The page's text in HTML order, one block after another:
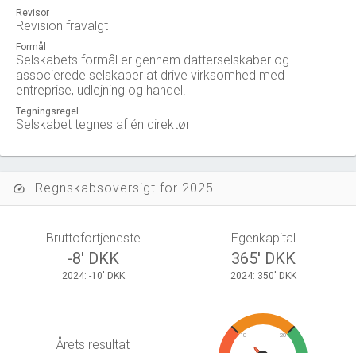
Revisor
Revision fravalgt
Formål
Selskabets formål er gennem datterselskaber og
associerede selskaber at drive virksomhed med
entreprise, udlejning og handel.
Tegningsregel
Selskabet tegnes af én direktør
speed Regnskabsoversigt for 2025
Bruttofortjeneste
-8' DKK
2024: -10' DKK
Egenkapital
365' DKK
2024: 350' DKK
Årets resultat
10 20